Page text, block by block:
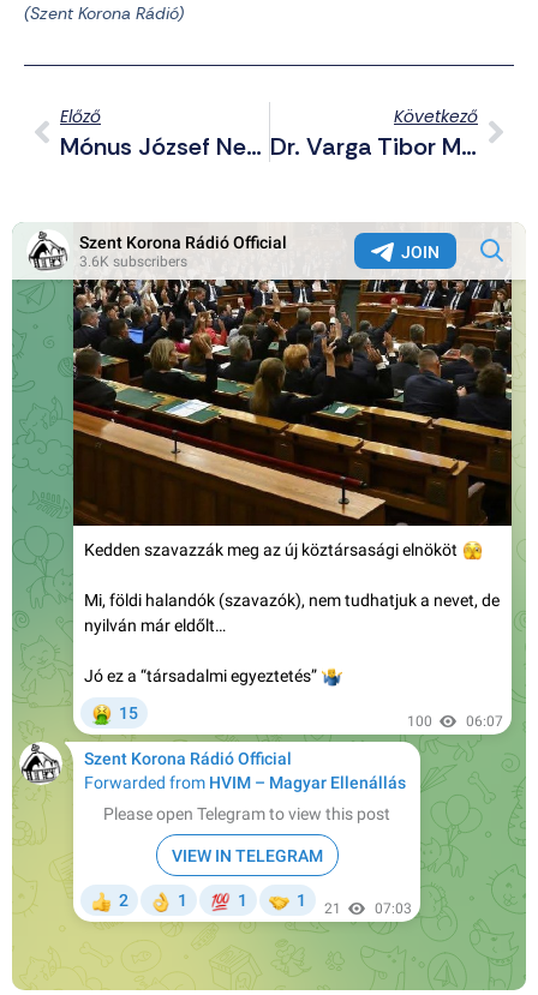
(Szent Korona Rádió)
Előző
Mónus József Nem Győzött A Nomád Világjátékokon – A Miértekről Beszámol
Következő
Dr. Varga Tibor Megtekinthető Előadása Dicső Atilláról